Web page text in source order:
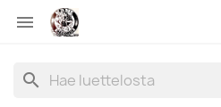

search